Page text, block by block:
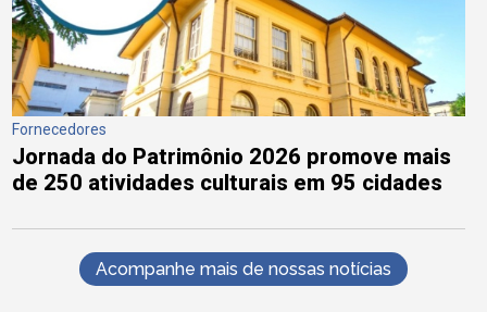
Fornecedores
Jornada do Patrimônio 2026 promove mais
de 250 atividades culturais em 95 cidades
Acompanhe mais de nossas notícias